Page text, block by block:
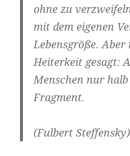
ohne zu
mit dem eigenen
Lebensgröße.
Heiterkeit gesagt:
Menschen nur
Fragment.
(Fulbert Steffensky)